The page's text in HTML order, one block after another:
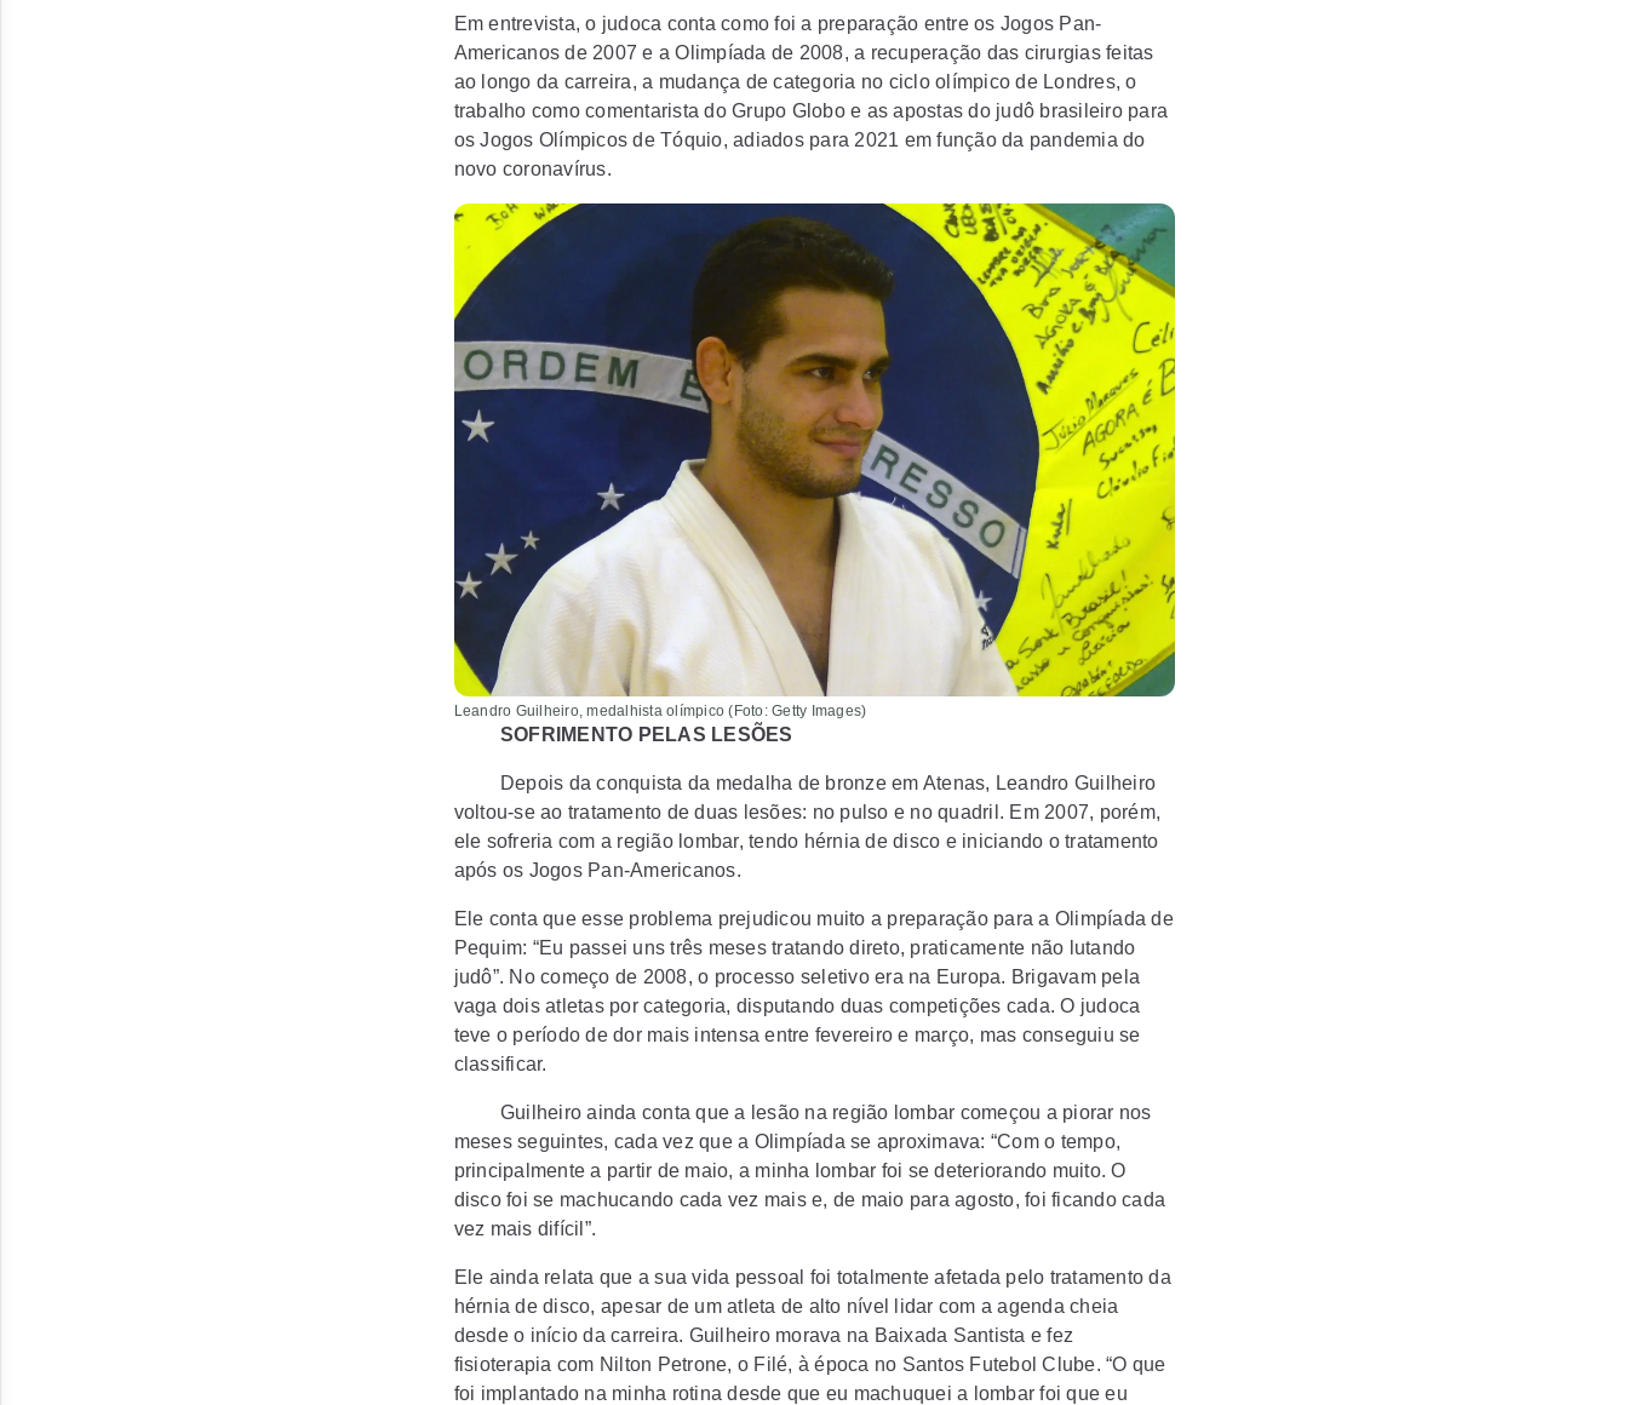
Em entrevista, o judoca conta como foi a preparação entre os Jogos Pan-
Americanos de 2007 e a Olimpíada de 2008, a recuperação das cirurgias feitas
ao longo da carreira, a mudança de categoria no ciclo olímpico de Londres, o
trabalho como comentarista do Grupo Globo e as apostas do judô brasileiro para
os Jogos Olímpicos de Tóquio, adiados para 2021 em função da pandemia do
novo coronavírus.
Leandro Guilheiro, medalhista olímpico (Foto: Getty Images)
SOFRIMENTO PELAS LESÕES
Depois da conquista da medalha de bronze em Atenas, Leandro Guilheiro
voltou-se ao tratamento de duas lesões: no pulso e no quadril. Em 2007, porém,
ele sofreria com a região lombar, tendo hérnia de disco e iniciando o tratamento
após os Jogos Pan-Americanos.
Ele conta que esse problema prejudicou muito a preparação para a Olimpíada de
Pequim: “Eu passei uns três meses tratando direto, praticamente não lutando
judô”. No começo de 2008, o processo seletivo era na Europa. Brigavam pela
vaga dois atletas por categoria, disputando duas competições cada. O judoca
teve o período de dor mais intensa entre fevereiro e março, mas conseguiu se
classificar.
Guilheiro ainda conta que a lesão na região lombar começou a piorar nos
meses seguintes, cada vez que a Olimpíada se aproximava: “Com o tempo,
principalmente a partir de maio, a minha lombar foi se deteriorando muito. O
disco foi se machucando cada vez mais e, de maio para agosto, foi ficando cada
vez mais difícil”.
Ele ainda relata que a sua vida pessoal foi totalmente afetada pelo tratamento da
hérnia de disco, apesar de um atleta de alto nível lidar com a agenda cheia
desde o início da carreira. Guilheiro morava na Baixada Santista e fez
fisioterapia com Nilton Petrone, o Filé, à época no Santos Futebol Clube. “O que
foi implantado na minha rotina desde que eu machuquei a lombar foi que eu